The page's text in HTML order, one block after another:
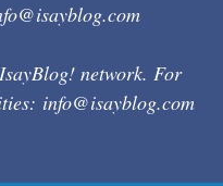
network. For
info@isayblog.com